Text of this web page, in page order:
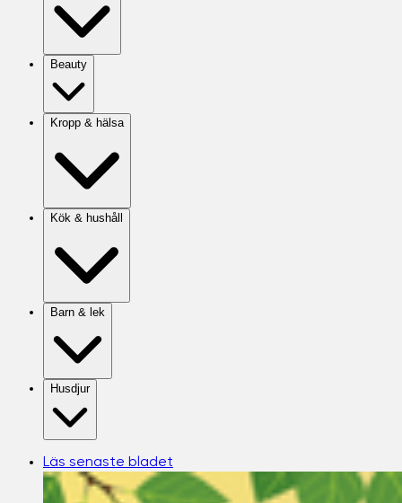
Beauty
Kropp & hälsa
Kök & hushåll
Barn & lek
Husdjur
Läs senaste bladet